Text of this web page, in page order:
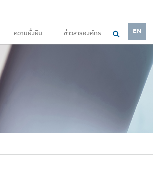
ความยั่งยืน ข่าวสารองค์กร EN